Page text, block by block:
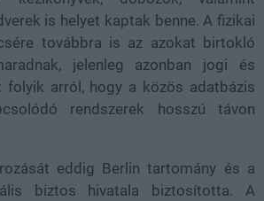
is helyet kaptak benne. A fizikai
továbbra is az azokat birtokló
jelenleg azonban jogi és
folyik arról, hogy a közös adatbázis
rendszerek hosszú távon
eddig Berlin tartomány és a
biztos hivatala biztosította. A